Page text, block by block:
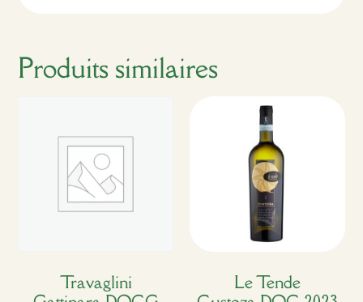
Produits similaires
Travaglini
Le Tende